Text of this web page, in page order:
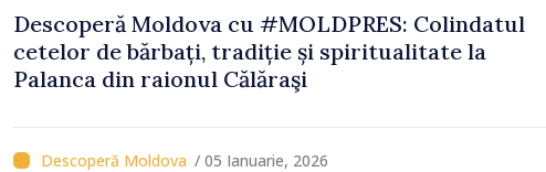
Descoperă Moldova cu #MOLDPRES: Colindatul
cetelor de bărbați, tradiție și spiritualitate la
Palanca din raionul Călăraşi
/ 05 Ianuarie, 2026